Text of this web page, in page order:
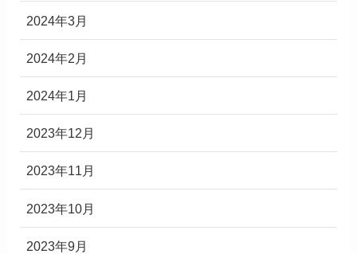
2024年3月
2024年2月
2024年1月
2023年12月
2023年11月
2023年10月
2023年9月